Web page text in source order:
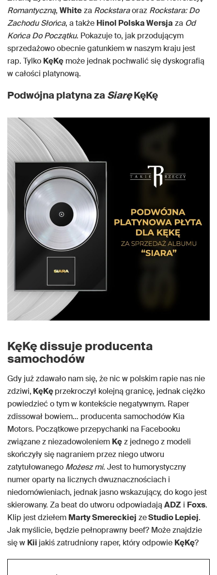
Romantyczną, Whiteza Rockstaraoraz Rockstara: Do
Zachodu Słońca, a także Hinol Polska Wersja za Od
Końca Do Początku. Pokazuje to, jak przodującym
sprzedażowo obecnie gatunkiem w naszym kraju jest
rap. Tylko KęKę może jednak pochwalić się dyskografią
w całości platynową.
Podwójna platyna zaSiaręKęKę
KęKę dissuje producenta
samochodów
Gdy już zdawało nam się, że nic w polskim rapie nas nie
zdziwi, KęKęprzekroczył kolejną granicę, jednak ciężko
powiedzieć o tym w kontekście negatywnym. Raper
zdissował bowiem… producenta samochodów Kia
Motors. Początkowe przepychanki na Facebooku
związane z niezadowoleniem Kęz jednego z modeli
skończyły się nagraniem przez niego utworu
zatytułowanego Możesz mi. Jest to humorystyczny
numer oparty na licznych dwuznacznościach i
niedomówieniach, jednak jasno wskazujący, do kogo jest
skierowany. Za beat do utworu odpowiadająADZ i Foxs.
Klip jest dziełem Marty Smereckiej zeStudio Lepiej.
Jak myślicie, będzie pełnoprawny beef? Może znajdzie
się w Kii jakiś zatrudniony raper, który odpowie KęKę?